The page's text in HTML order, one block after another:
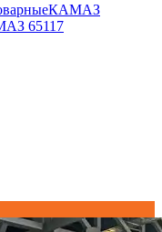
КАМАЗ
65117